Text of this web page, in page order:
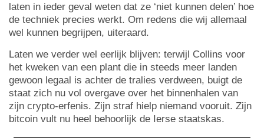
laten in ieder geval weten dat ze ‘niet kunnen delen’ hoe
de techniek precies werkt. Om redens die wij allemaal
wel kunnen begrijpen, uiteraard.
Laten we verder wel eerlijk blijven: terwijl Collins voor
het kweken van een plant die in steeds meer landen
gewoon legaal is achter de tralies verdween, buigt de
staat zich nu vol overgave over het binnenhalen van
zijn crypto-erfenis. Zijn straf hielp niemand vooruit. Zijn
bitcoin vult nu heel behoorlijk de Ierse staatskas.